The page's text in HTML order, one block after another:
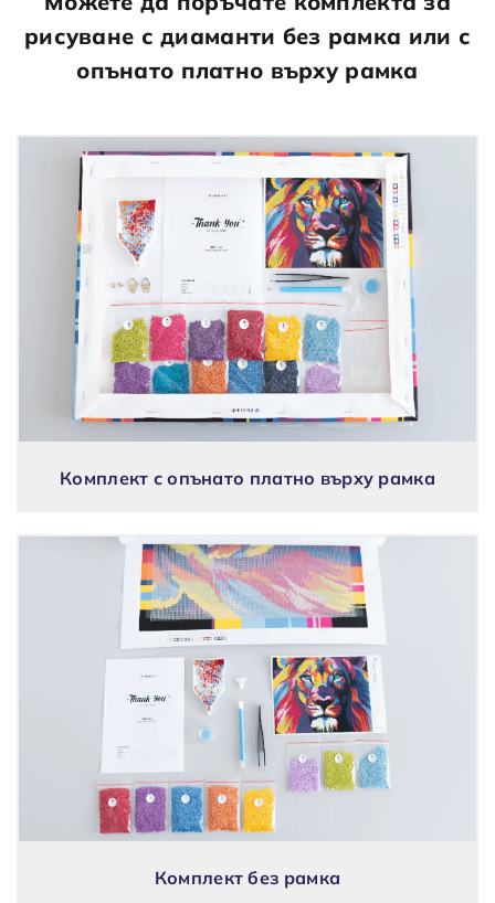
рисуване с диаманти без рамка или с
опънато платно върху рамка
Комплект с опънато платно върху рамка
Комплект без рамка